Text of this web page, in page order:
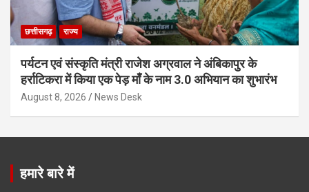
छत्तीसगढ़ राज्य
पर्यटन एवं संस्कृति मंत्री राजेश अग्रवाल ने अंबिकापुर के
हर्राटिकरा में किया एक पेड़ माँ के नाम 3.0 अभियान का शुभारंभ
August 8, 2026 News Desk
हमारे बारे में